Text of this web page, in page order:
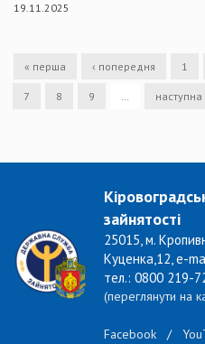
19.11.2025
« перша ‹ попередня 1
7 8 9 … наступна
зайнятості
25015, м.
Куценка,12, e-
тел.: 0800 219-
(переглянути на
Facebook /